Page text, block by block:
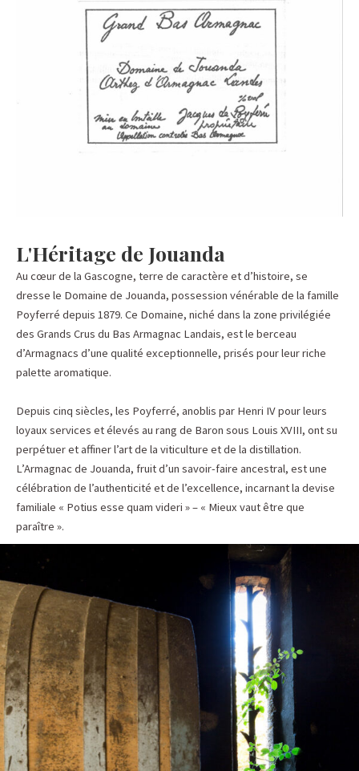
L'Héritage de Jouanda​
Au cœur de la Gascogne, terre de caractère et d’histoire, se
dresse le Domaine de Jouanda, possession vénérable de la famille
Poyferré depuis 1879. Ce Domaine, niché dans la zone privilégiée
des Grands Crus du Bas Armagnac Landais, est le berceau
d’Armagnacs d’une qualité exceptionnelle, prisés pour leur riche
palette aromatique.
Depuis cinq siècles, les Poyferré, anoblis par Henri IV pour leurs
loyaux services et élevés au rang de Baron sous Louis XVIII, ont su
perpétuer et affiner l’art de la viticulture et de la distillation.
L’Armagnac de Jouanda, fruit d’un savoir-faire ancestral, est une
célébration de l’authenticité et de l’excellence, incarnant la devise
familiale « Potius esse quam videri » – « Mieux vaut être que
paraître ».